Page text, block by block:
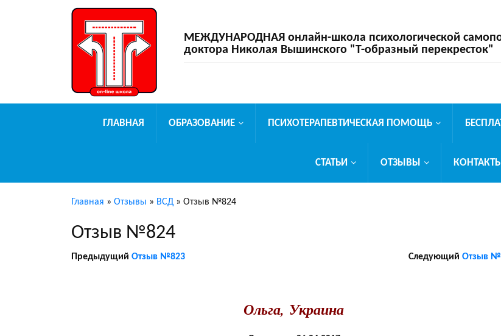
МЕЖДУНАРОДНАЯ онлайн-школа психологической
доктора Николая Вышинского "Т-образный перекресток"
ГЛАВНАЯ ОБРАЗОВАНИЕ ПСИХОТЕРАПЕВТИЧЕСКАЯ ПОМОЩЬ
СТАТЬИ ОТЗЫВЫ КОНТАКТЫ
Главная » Отзывы » ВСД » Отзыв №824
Отзыв №824
Предыдущий Отзыв №823 Следующий Отзыв
Ольга, Украина